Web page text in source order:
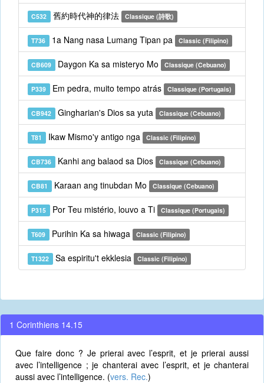
C532 舊約時代神的律法 Classique (詩歌)
T736 1a Nang nasa Lumang Tipan pa Classic (Filipino)
CB609 Daygon Ka sa misteryo Mo Classique (Cebuano)
P339 Em pedra, muito tempo atrás Classique (Portugais)
CB942 Gingharian's Dios sa yuta Classique (Cebuano)
T81 Ikaw Mismo'y antigo nga Classic (Filipino)
CB736 Kanhi ang balaod sa Dios Classique (Cebuano)
CB81 Karaan ang tinubdan Mo Classique (Cebuano)
P315 Por Teu mistério, louvo a Ti Classique (Portugais)
T609 Purihin Ka sa hiwaga Classic (Filipino)
T1322 Sa espiritu't ekklesia Classic (Filipino)
1 Corinthiens 14.15
Que faire donc ? Je prierai avec l’esprit, et je prierai aussi
avec l’intelligence ; je chanterai avec l’esprit, et je chanterai
aussi avec l’intelligence. (vers. Rec.)